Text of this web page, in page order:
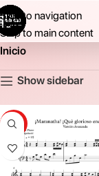
Skip to navigation
Skip to main content
Inicio
Show sidebar
-13%